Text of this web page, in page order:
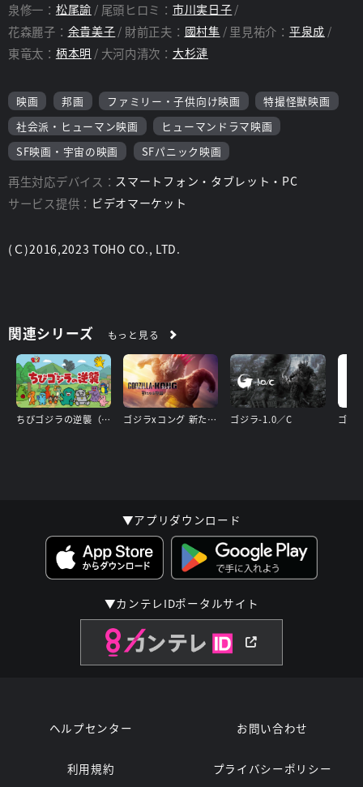
泉修一： 松尾諭 尾頭ヒロミ： 市川実日子
花森麗子： 余貴美子 財前正夫： 國村隼 里見祐介： 平泉成
東竜太： 柄本明 大河内清次： 大杉漣
映画 邦画 ファミリー・子供向け映画
特撮怪獣映画
社会派・ヒューマン映画
ヒューマンドラマ映画
SF映画・宇宙の映画
SFパニック映画
再生対応デバイス： スマートフォン・タブレット・PC
サービス提供： ビデオマーケット
(Ｃ)2016,2023 TOHO CO., LTD.
関連シリーズ もっと見る
ちびゴジラの逆襲（第14話～） ゴジラxコング 新たなる帝国 ゴジラ-1.0／C ゴジ
▼アプリダウンロード
▼カンテレIDポータルサイト
ヘルプセンター お問い合わせ
利用規約 プライバシーポリシー